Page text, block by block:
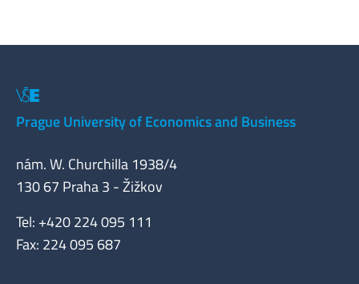
Prague University of Economics and Business
nám. W. Churchilla 1938/4
130 67 Praha 3 - Žižkov
Tel: +420 224 095 111
Fax: 224 095 687